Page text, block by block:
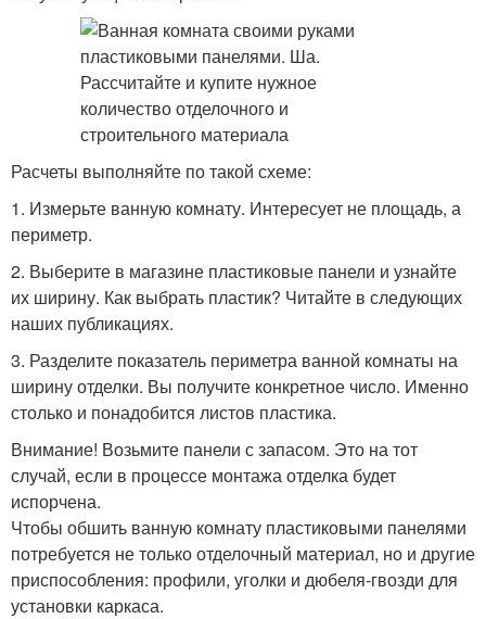
Расчеты выполняйте по такой схеме:
1. Измерьте ванную комнату. Интересует не площадь, а
периметр.
2. Выберите в магазине пластиковые панели и узнайте
их ширину. Как выбрать пластик? Читайте в следующих
наших публикациях.
3. Разделите показатель периметра ванной комнаты на
ширину отделки. Вы получите конкретное число. Именно
столько и понадобится листов пластика.
Внимание! Возьмите панели с запасом. Это на тот
случай, если в процессе монтажа отделка будет
испорчена.
Чтобы обшить ванную комнату пластиковыми панелями
потребуется не только отделочный материал, но и другие
приспособления: профили, уголки и дюбеля-гвозди для
установки каркаса.